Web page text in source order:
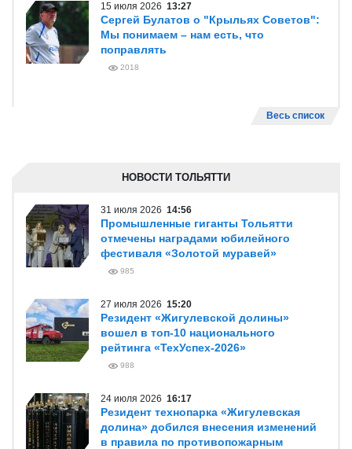
15 июля 2026 13:27
Сергей Булатов о "Крыльях Советов":
Мы понимаем – нам есть, что
поправлять
2018
Весь список
НОВОСТИ ТОЛЬЯТТИ
31 июля 2026 14:56
Промышленные гиганты Тольятти
отмечены наградами юбилейного
фестиваля «Золотой муравей»
985
27 июля 2026 15:20
Резидент «Жигулевской долины»
вошел в топ-10 национального
рейтинга «ТехУспех-2026»
988
24 июля 2026 16:17
Резидент технопарка «Жигулевская
долина» добился внесения изменений
в правила по противопожарным